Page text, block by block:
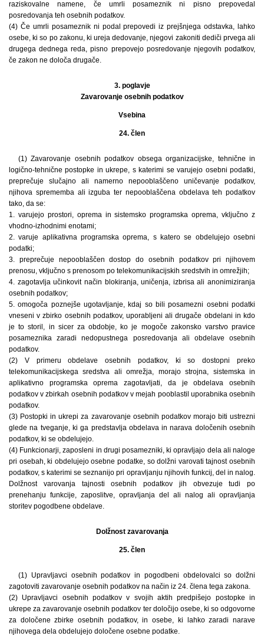
raziskovalne namene, če umrli posameznik ni pisno prepovedal
posredovanja teh osebnih podatkov.
(4) Če umrli posameznik ni podal prepovedi iz prejšnjega odstavka, lahko
osebe, ki so po zakonu, ki ureja dedovanje, njegovi zakoniti dediči prvega ali
drugega dednega reda, pisno prepovejo posredovanje njegovih podatkov,
če zakon ne določa drugače.
3. poglavje
Zavarovanje osebnih podatkov
Vsebina
24. člen
(1) Zavarovanje osebnih podatkov obsega organizacijske, tehnične in
logično-tehnične postopke in ukrepe, s katerimi se varujejo osebni podatki,
preprečuje slučajno ali namerno nepooblaščeno uničevanje podatkov,
njihova sprememba ali izguba ter nepooblaščena obdelava teh podatkov
tako, da se:
1. varujejo prostori, oprema in sistemsko programska oprema, vključno z
vhodno-izhodnimi enotami;
2. varuje aplikativna programska oprema, s katero se obdelujejo osebni
podatki;
3. preprečuje nepooblaščen dostop do osebnih podatkov pri njihovem
prenosu, vključno s prenosom po telekomunikacijskih sredstvih in omrežjih;
4. zagotavlja učinkovit način blokiranja, uničenja, izbrisa ali anonimiziranja
osebnih podatkov;
5. omogoča poznejše ugotavljanje, kdaj so bili posamezni osebni podatki
vneseni v zbirko osebnih podatkov, uporabljeni ali drugače obdelani in kdo
je to storil, in sicer za obdobje, ko je mogoče zakonsko varstvo pravice
posameznika zaradi nedopustnega posredovanja ali obdelave osebnih
podatkov.
(2) V primeru obdelave osebnih podatkov, ki so dostopni preko
telekomunikacijskega sredstva ali omrežja, morajo strojna, sistemska in
aplikativno programska oprema zagotavljati, da je obdelava osebnih
podatkov v zbirkah osebnih podatkov v mejah pooblastil uporabnika osebnih
podatkov.
(3) Postopki in ukrepi za zavarovanje osebnih podatkov morajo biti ustrezni
glede na tveganje, ki ga predstavlja obdelava in narava določenih osebnih
podatkov, ki se obdelujejo.
(4) Funkcionarji, zaposleni in drugi posamezniki, ki opravljajo dela ali naloge
pri osebah, ki obdelujejo osebne podatke, so dolžni varovati tajnost osebnih
podatkov, s katerimi se seznanijo pri opravljanju njihovih funkcij, del in nalog.
Dolžnost varovanja tajnosti osebnih podatkov jih obvezuje tudi po
prenehanju funkcije, zaposlitve, opravljanja del ali nalog ali opravljanja
storitev pogodbene obdelave.
Dolžnost zavarovanja
25. člen
(1) Upravljavci osebnih podatkov in pogodbeni obdelovalci so dolžni
zagotoviti zavarovanje osebnih podatkov na način iz 24. člena tega zakona.
(2) Upravljavci osebnih podatkov v svojih aktih predpišejo postopke in
ukrepe za zavarovanje osebnih podatkov ter določijo osebe, ki so odgovorne
za določene zbirke osebnih podatkov, in osebe, ki lahko zaradi narave
njihovega dela obdelujejo določene osebne podatke.